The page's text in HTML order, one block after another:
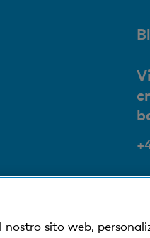
sito web,